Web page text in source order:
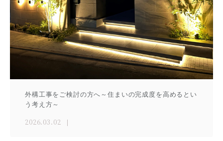
外構工事をご検討の方へ～住まいの完成度を高めるとい
う考え方～
2026.03.02